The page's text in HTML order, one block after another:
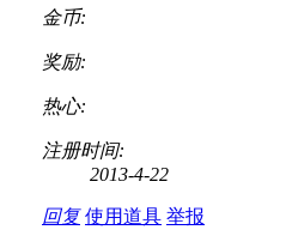
金币:
奖励:
热心:
注册时间:
2013-4-22
回复 使用道具 举报